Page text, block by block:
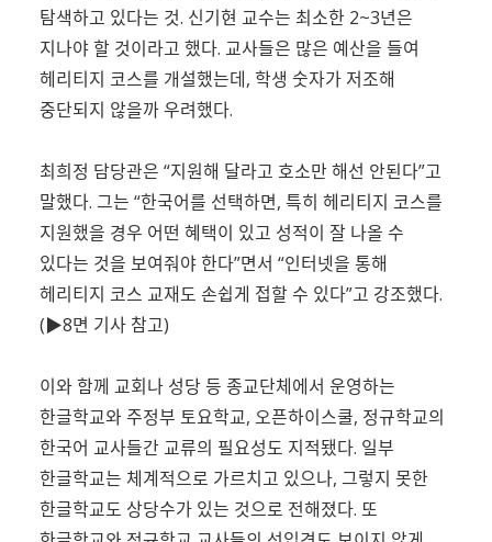
탐색하고 있다는 것. 신기현 교수는 최소한 2~3년은
지나야 할 것이라고 했다. 교사들은 많은 예산을 들여
헤리티지 코스를 개설했는데, 학생 숫자가 저조해
중단되지 않을까 우려했다.
최희정 담당관은 “지원해 달라고 호소만 해선 안된다”고
말했다. 그는 “한국어를 선택하면, 특히 헤리티지 코스를
지원했을 경우 어떤 혜택이 있고 성적이 잘 나올 수
있다는 것을 보여줘야 한다”면서 “인터넷을 통해
헤리티지 코스 교재도 손쉽게 접할 수 있다”고 강조했다.
(▶8면 기사 참고)
이와 함께 교회나 성당 등 종교단체에서 운영하는
한글학교와 주정부 토요학교, 오픈하이스쿨, 정규학교의
한국어 교사들간 교류의 필요성도 지적됐다. 일부
한글학교는 체계적으로 가르치고 있으나, 그렇지 못한
한글학교도 상당수가 있는 것으로 전해졌다. 또